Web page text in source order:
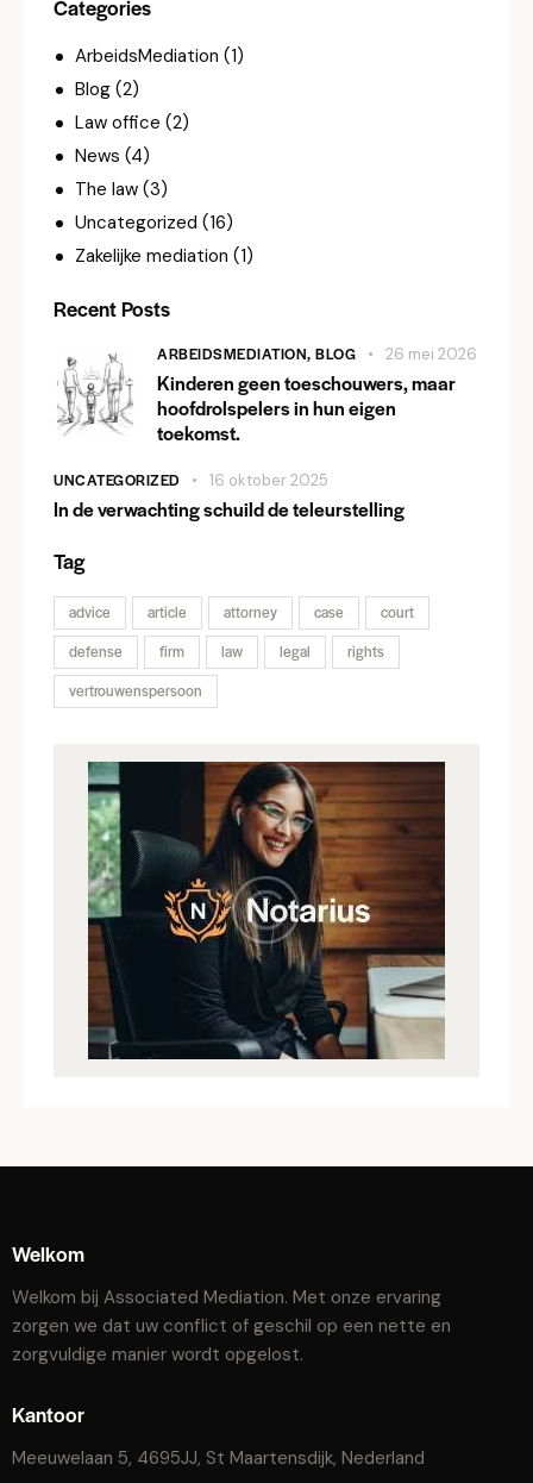
Categories
ArbeidsMediation (1)
Blog (2)
Law office (2)
News (4)
The law (3)
Uncategorized (16)
Zakelijke mediation (1)
Recent Posts
ARBEIDSMEDIATION, BLOG 26 mei 2026
Kinderen geen toeschouwers, maar
hoofdrolspelers in hun eigen
toekomst.
UNCATEGORIZED 16 oktober 2025
In de verwachting schuild de teleurstelling
Tag
advice article attorney case
court
defense
firm law legal
rights
vertrouwenspersoon
Welkom
Welkom bij Associated Mediation. Met onze ervaring
zorgen we dat uw conflict of geschil op een nette en
zorgvuldige manier wordt opgelost.
Kantoor
Meeuwelaan 5, 4695JJ, St Maartensdijk, Nederland